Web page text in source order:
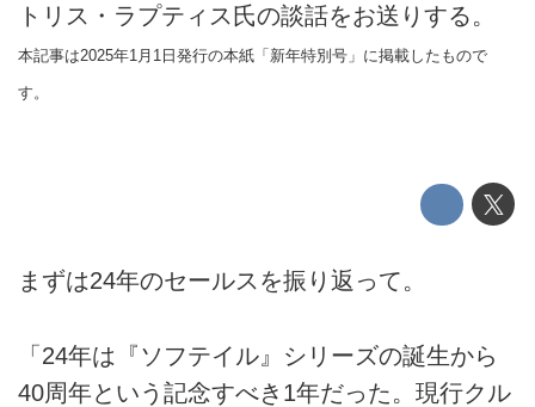
トリス・ラプティス氏の談話をお送りする。
本記事は2025年1月1日発行の本紙「新年特別号」に掲載したもので
す。
まずは24年のセールスを振り返って。
「24年は『ソフテイル』シリーズの誕生から
40周年という記念すべき1年だった。現行クル